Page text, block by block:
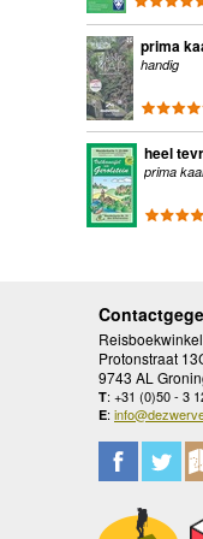
prima
handig
heel
prima
Protonstraat
9743 AL
T: +31 (0)50 - 3
E: